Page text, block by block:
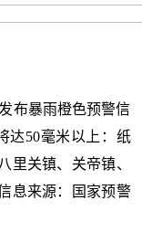
布暴雨橙色预警信
达50毫米以上：纸
里关镇、关帝镇、
息来源：国家预警